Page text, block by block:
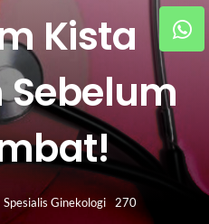
KAMI
Kista
Spesialis Ginekologi 270